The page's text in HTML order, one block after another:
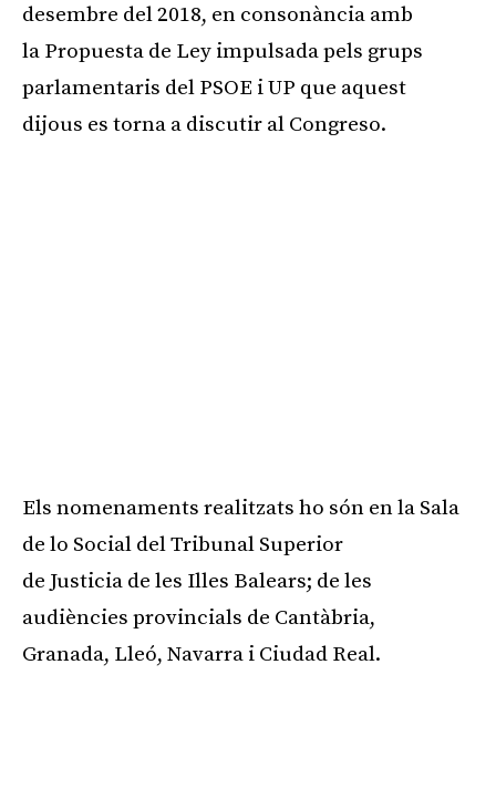
desembre del 2018, en consonància amb
la Propuesta de Ley impulsada pels grups
parlamentaris del PSOE i UP que aquest
dijous es torna a discutir al Congreso.
Els nomenaments realitzats ho són en la Sala
de lo Social del Tribunal Superior
de Justicia de les Illes Balears; de les
audiències provincials de Cantàbria,
Granada, Lleó, Navarra i Ciudad Real.